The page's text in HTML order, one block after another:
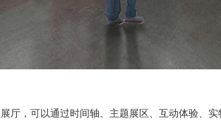
厅，可以通过时间轴、主题展区、互动体验、